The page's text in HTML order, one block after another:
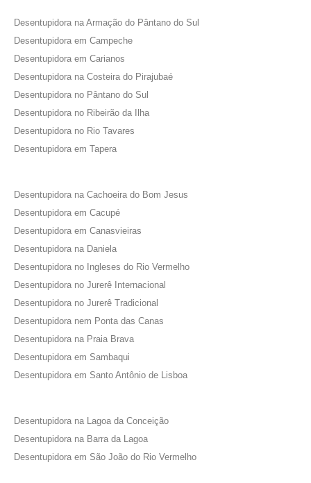
Desentupidora na Armação do Pântano do Sul
Desentupidora em Campeche
Desentupidora em Carianos
Desentupidora na Costeira do Pirajubaé
Desentupidora no Pântano do Sul
Desentupidora no Ribeirão da Ilha
Desentupidora no Rio Tavares
Desentupidora em Tapera
Desentupidora na Cachoeira do Bom Jesus
Desentupidora em Cacupé
Desentupidora em Canasvieiras
Desentupidora na Daniela
Desentupidora no Ingleses do Rio Vermelho
Desentupidora no Jurerê Internacional
Desentupidora no Jurerê Tradicional
Desentupidora nem Ponta das Canas
Desentupidora na Praia Brava
Desentupidora em Sambaqui
Desentupidora em Santo Antônio de Lisboa
Desentupidora na Lagoa da Conceição
Desentupidora na Barra da Lagoa
Desentupidora em São João do Rio Vermelho